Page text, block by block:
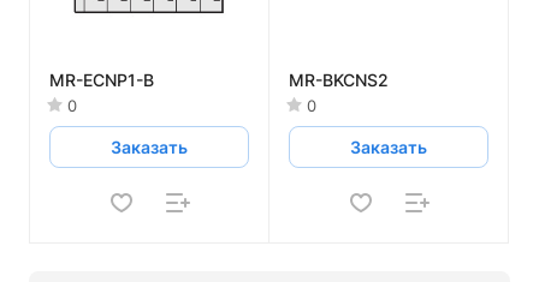
MR-ECNP1-B
0
Заказать
MR-BKCNS2
0
Заказать